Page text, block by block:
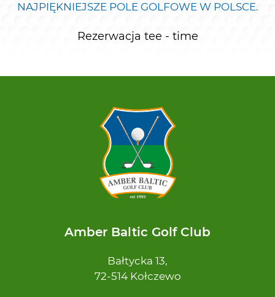
NAJPIĘKNIEJSZE POLE GOLFOWE W POLSCE.
Rezerwacja tee - time
Amber Baltic Golf Club
Bałtycka 13,
72-514 Kołczewo